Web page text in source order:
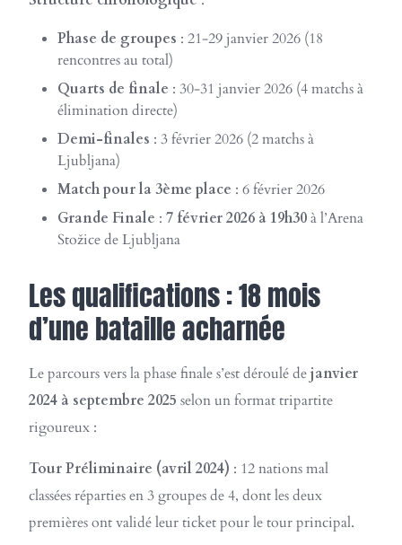
Phase de groupes : 21-29 janvier 2026 (18
rencontres au total)
Quarts de finale : 30-31 janvier 2026 (4 matchs à
élimination directe)
Demi-finales : 3 février 2026 (2 matchs à
Ljubljana)
Match pour la 3ème place : 6 février 2026
Grande Finale : 7 février 2026 à 19h30à l’Arena
Stožice de Ljubljana
Les qualifications : 18 mois
d’une bataille acharnée
Le parcours vers la phase finale s’est déroulé dejanvier
2024 à septembre 2025 selon un format tripartite
rigoureux :
Tour Préliminaire (avril 2024) : 12 nations mal
classées réparties en 3 groupes de 4, dont les deux
premières ont validé leur ticket pour le tour principal.